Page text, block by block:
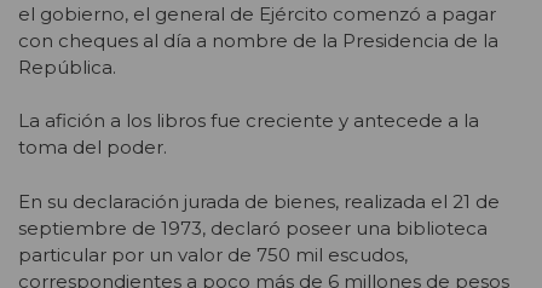
el gobierno, el general de Ejército comenzó a pagar
con cheques al día a nombre de la Presidencia de la
República.
La afición a los libros fue creciente y antecede a la
toma del poder.
En su declaración jurada de bienes, realizada el 21 de
septiembre de 1973, declaró poseer una biblioteca
particular por un valor de 750 mil escudos,
correspondientes a poco más de 6 millones de pesos